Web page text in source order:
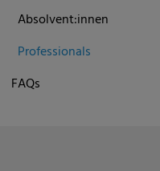
Absolvent:innen
Professionals
FAQs